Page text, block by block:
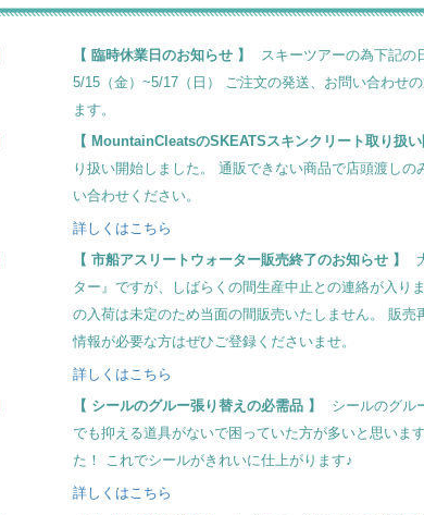
臨時休業日のお知らせ
スキーツアーの為下記の
5/15（金）~5/17（日） ご注文の発送、お問い合わせ
ます。
MountainCleatsのSKEATSスキンクリート取り扱
り扱い開始しました。 通販できない商品で店頭渡し
い合わせください。
詳しくはこちら
市船アスリートウォーター販売終了のお知らせ
ター』ですが、しばらくの間生産中止との連絡が入り
の入荷は未定のため当面の間販売いたしません。 販
情報が必要な方はぜひご登録くださいませ。
詳しくはこちら
シールのグルー張り替えの必需品
シールのグル
でも抑える道具がないで困っていた方が多いと思いま
た！ これでシールがきれいに仕上がります♪
詳しくはこちら